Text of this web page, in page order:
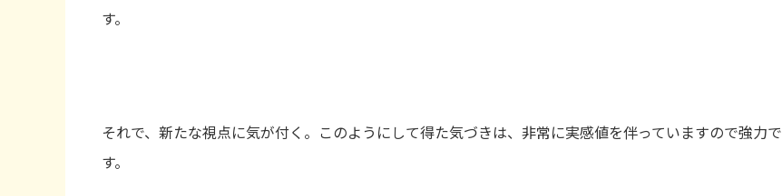
す。
それで、新たな視点に気が付く。このようにして得た気づきは、非常に実感値を伴っていますので強力で
す。